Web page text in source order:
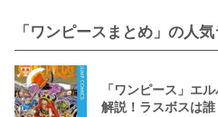
「ワンピースまとめ」の人
「ワンピース」エ
解説！ラスボスは